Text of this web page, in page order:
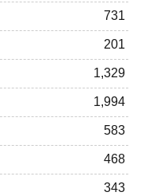
731
201
1,329
1,994
583
468
343